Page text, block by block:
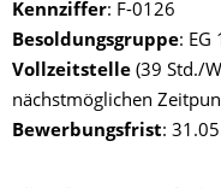
Kennziffer: F-0126
Besoldungsgruppe: EG
Vollzeitstelle (39 Std./
nächstmöglichen
Bewerbungsfrist: